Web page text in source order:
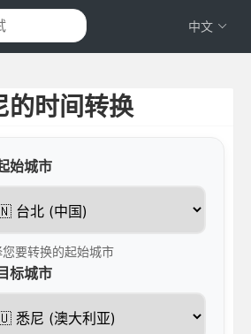
中文
的时间转换
始城市
要转换的起始城市
标城市